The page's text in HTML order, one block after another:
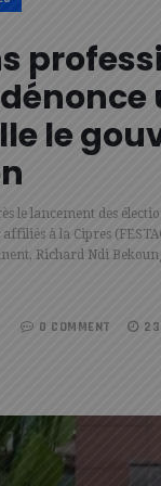
le
le lancement des
à la Cipres
Richard Ndi
0 COMMENT